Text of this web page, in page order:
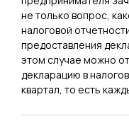
не только вопрос,
налоговой
предоставления
этом случае можно
декларацию в
квартал, то есть